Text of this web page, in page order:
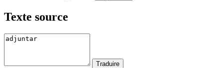
Texte source